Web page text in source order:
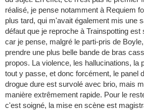
réalisé, je pense notamment à Requiem
plus tard, qui m'avait également mis une
défaut que je reproche à Trainspotting est
car je pense, malgré le parti-pris de
prendre une plus belle bande de bras
propos. La violence, les hallucinations, la
tout y passe, et donc forcément, le panel
drogue dure est survolé avec brio, mais
manière extrêmement rapide. Pour le
c'est soigné, la mise en scène est